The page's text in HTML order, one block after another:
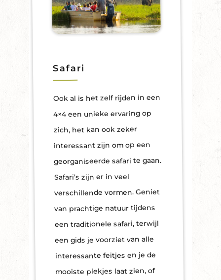
Safari
Ook al is het zelf rijden in een
4×4 een unieke ervaring op
zich, het kan ook zeker
interessant zijn om op een
georganiseerde safari te gaan.
Safari’s zijn er in veel
verschillende vormen. Geniet
van prachtige natuur tijdens
een traditionele safari, terwijl
een gids je voorziet van alle
interessante feitjes en je de
mooiste plekjes laat zien, of